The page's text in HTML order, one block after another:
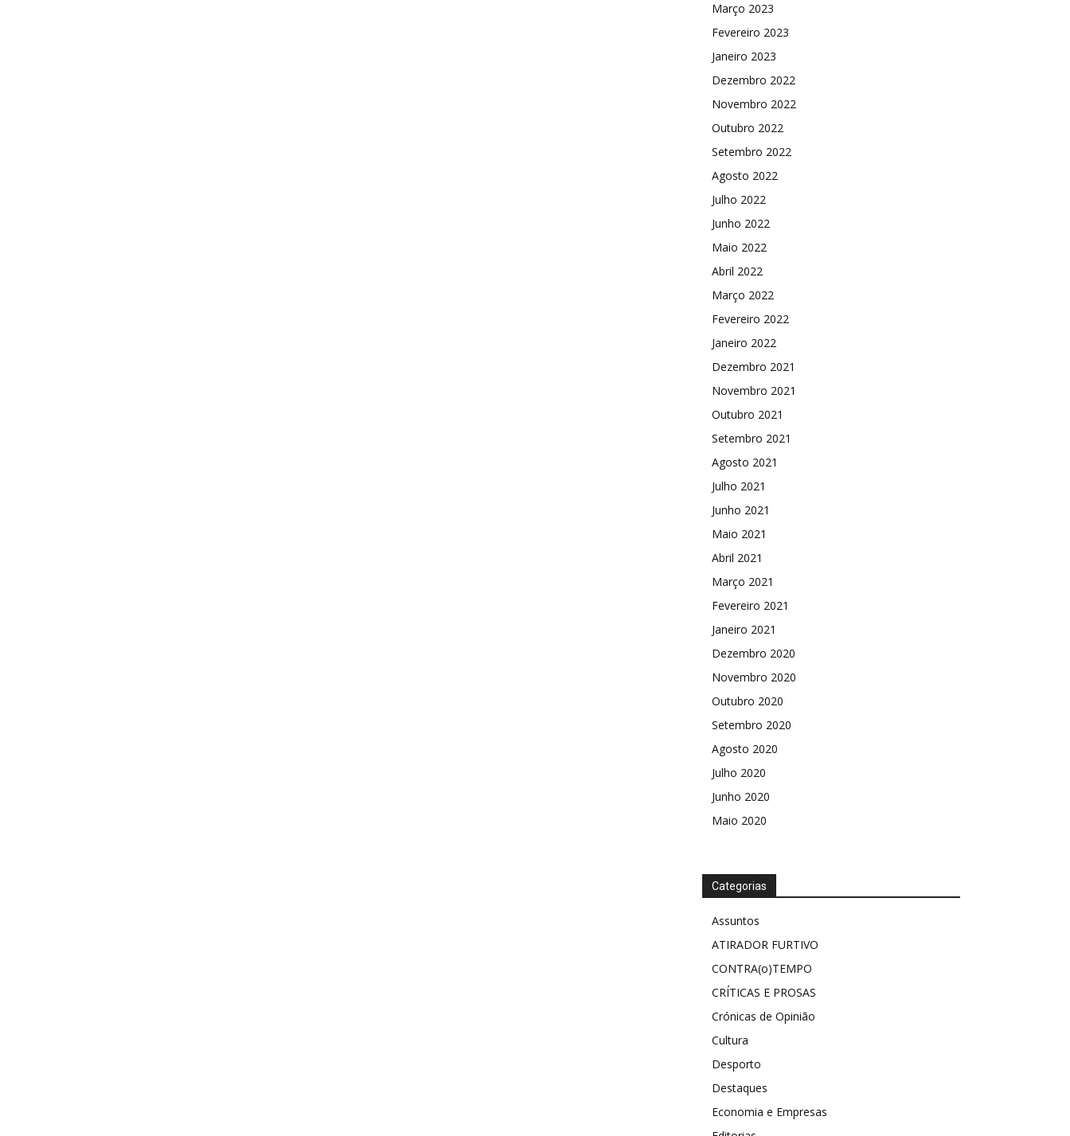
Março 2023
Fevereiro 2023
Janeiro 2023
Dezembro 2022
Novembro 2022
Outubro 2022
Setembro 2022
Agosto 2022
Julho 2022
Junho 2022
Maio 2022
Abril 2022
Março 2022
Fevereiro 2022
Janeiro 2022
Dezembro 2021
Novembro 2021
Outubro 2021
Setembro 2021
Agosto 2021
Julho 2021
Junho 2021
Maio 2021
Abril 2021
Março 2021
Fevereiro 2021
Janeiro 2021
Dezembro 2020
Novembro 2020
Outubro 2020
Setembro 2020
Agosto 2020
Julho 2020
Junho 2020
Maio 2020
Categorias
Assuntos
ATIRADOR FURTIVO
CONTRA(o)TEMPO
CRÍTICAS E PROSAS
Crónicas de Opinião
Cultura
Desporto
Destaques
Economia e Empresas